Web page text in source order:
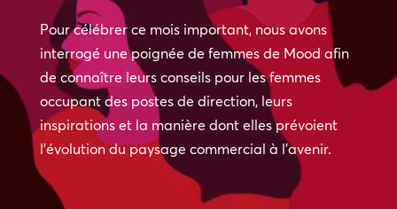
Pour célébrer ce mois important, nous avons
interrogé une poignée de femmes de Mood afin
de connaître leurs conseils pour les femmes
occupant des postes de direction, leurs
inspirations et la manière dont elles prévoient
l’évolution du paysage commercial à l’avenir.